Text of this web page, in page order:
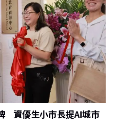
資優生小市長提AI城市